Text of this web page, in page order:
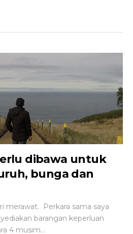
dibawa untuk
bunga dan
merawat. Perkara sama saya
barangan keperluan
4 musim...